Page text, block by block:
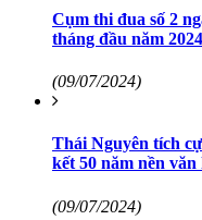
Cụm thi đua số 2
tháng đầu năm 2024
(09/07/2024)
Thái Nguyên tích
kết 50 năm nền
(09/07/2024)